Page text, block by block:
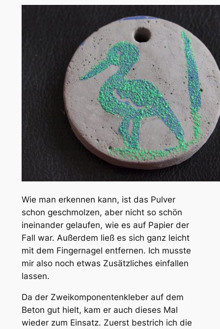
Wie man erkennen kann, ist das Pulver
schon geschmolzen, aber nicht so schön
ineinander gelaufen, wie es auf Papier der
Fall war. Außerdem ließ es sich ganz leicht
mit dem Fingernagel entfernen. Ich musste
mir also noch etwas Zusätzliches einfallen
lassen.
Da der Zweikomponentenkleber auf dem
Beton gut hielt, kam er auch dieses Mal
wieder zum Einsatz. Zuerst bestrich ich die